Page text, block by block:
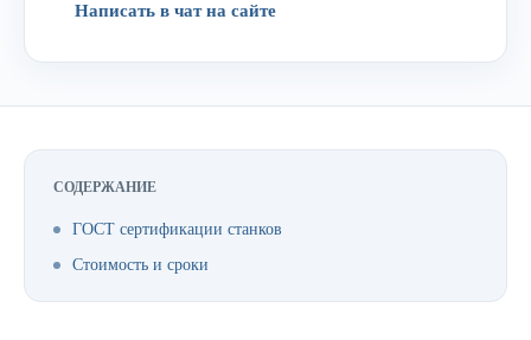
Написать в чат на сайте
СОДЕРЖАНИЕ
ГОСТ сертификации станков
Стоимость и сроки